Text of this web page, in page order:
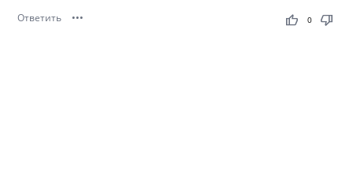
Ответить ••• thumb_up thumb_down
0